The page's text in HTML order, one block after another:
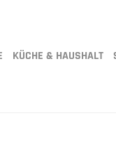
KÜCHE & HAUSHALT